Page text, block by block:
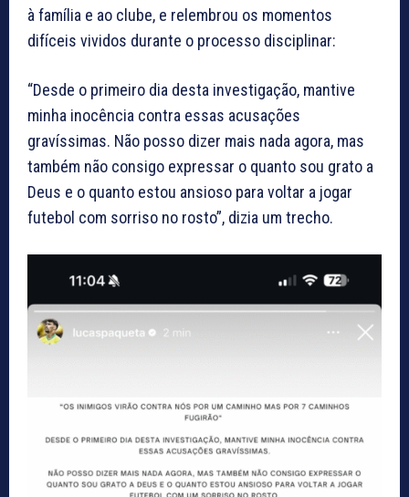
à família e ao clube, e relembrou os momentos
difíceis vividos durante o processo disciplinar:
“Desde o primeiro dia desta investigação, mantive
minha inocência contra essas acusações
gravíssimas. Não posso dizer mais nada agora, mas
também não consigo expressar o quanto sou grato a
Deus e o quanto estou ansioso para voltar a jogar
futebol com sorriso no rosto”, dizia um trecho.